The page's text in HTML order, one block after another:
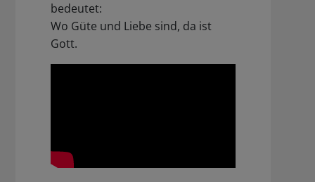
bedeutet:
Wo Güte und Liebe sind, da ist
Gott.